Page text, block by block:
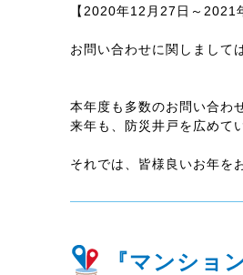
【2020年12月27日～2021
お問い合わせに関しまして
本年度も多数のお問い合わ
来年も、防災井戸を広めて
それでは、皆様良いお年を
『マンショ